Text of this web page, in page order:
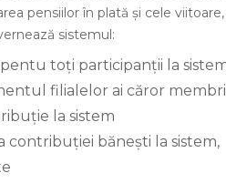
pensiilor în plată și cele
sistemul:
toți participanții la
filialelor ai căror membri
la sistem
bănești la sistem,